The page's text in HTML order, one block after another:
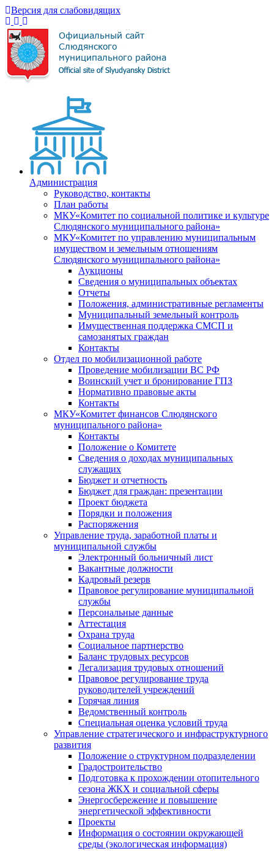
Версия для слабовидящих
Администрация
Руководство, контакты
План работы
МКУ«Комитет по социальной политике и культуре
Слюдянского муниципального района»
МКУ«Комитет по управлению муниципальным
имуществом и земельным отношениям
Слюдянского муниципального района»
Аукционы
Сведения о муниципальных объектах
Отчеты
Положения, административные регламенты
Муниципальный земельный контроль
Имущественная поддержка СМСП и
самозанятых граждан
Контакты
Отдел по мобилизационной работе
Проведение мобилизации ВС РФ
Воинский учет и бронирование ГПЗ
Нормативно правовые акты
Контакты
МКУ«Комитет финансов Слюдянского
муниципального района»
Контакты
Положение о Комитете
Сведения о доходах муниципальных
служащих
Бюджет и отчетность
Бюджет для граждан: презентации
Проект бюджета
Порядки и положения
Распоряжения
Управление труда, заработной платы и
муниципальной службы
Электронный больничный лист
Вакантные должности
Кадровый резерв
Правовое регулирование муниципальной
службы
Персональные данные
Аттестация
Охрана труда
Социальное партнерство
Баланс трудовых ресурсов
Легализация трудовых отношений
Правовое регулирование труда
руководителей учреждений
Горячая линия
Ведомственный контроль
Специальная оценка условий труда
Управление стратегического и инфраструктурного
развития
Положение о структурном подразделении
Градостроительство
Подготовка к прохождении отопительного
сезона ЖКХ и социальной сферы
Энергосбережение и повышение
энергетической эффективности
Проекты
Информация о состоянии окружающей
среды (экологическая информация)